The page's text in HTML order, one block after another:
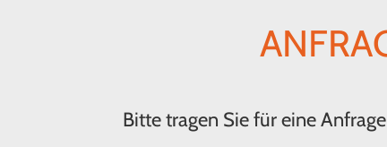
Bitte tragen Sie für eine